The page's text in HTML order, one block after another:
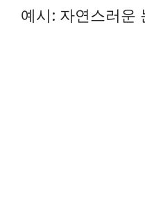
예시: 자연스러운